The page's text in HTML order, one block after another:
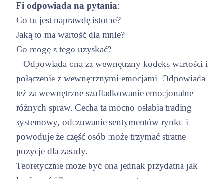
Fi odpowiada na pytania:
Co tu jest naprawdę istotne?
Jaką to ma wartość dla mnie?
Co mogę z tego uzyskać?
– Odpowiada ona za wewnętrzny kodeks wartości i
połączenie z wewnętrznymi emocjami. Odpowiada
też za wewnętrzne szufladkowanie emocjonalne
różnych spraw. Cecha ta mocno osłabia trading
systemowy, odczuwanie sentymentów rynku i
powoduje że część osób może trzymać stratne
pozycje dla zasady.
Teoretycznie może być ona jednak przydatna jak